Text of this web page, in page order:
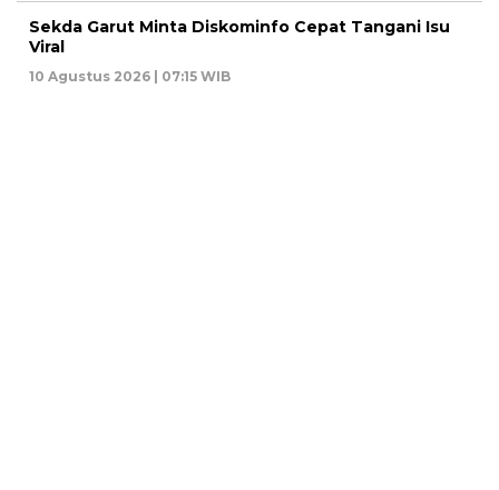
Sekda Garut Minta Diskominfo Cepat Tangani Isu
Viral
10 Agustus 2026 | 07:15 WIB